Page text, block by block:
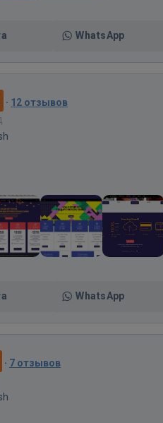
WhatsApp
· 12 отзывов
WhatsApp
· 7 отзывов